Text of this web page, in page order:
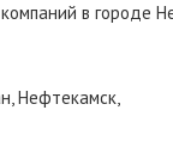
в городе
,Нефтекамск,